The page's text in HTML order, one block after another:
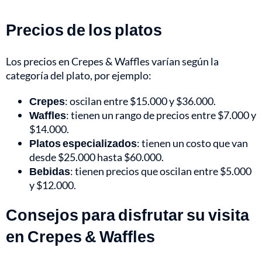
Precios de los platos
Los precios en Crepes & Waffles varían según la
categoría del plato, por ejemplo:
Crepes: oscilan entre $15.000 y $36.000.
Waffles: tienen un rango de precios entre $7.000 y
$14.000.
Platos especializados: tienen un costo que van
desde $25.000 hasta $60.000.
Bebidas: tienen precios que oscilan entre $5.000
y $12.000.
Consejos para disfrutar su visita
en Crepes & Waffles